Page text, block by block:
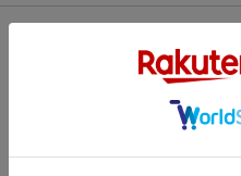
ラン）が当たる！
楽天モバイル紹介キャンペ
［バラエ
開隆堂出